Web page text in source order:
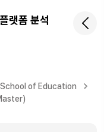
랫폼 분석
of Education